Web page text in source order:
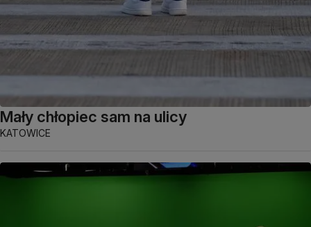
Mały chłopiec sam na ulicy
KATOWICE